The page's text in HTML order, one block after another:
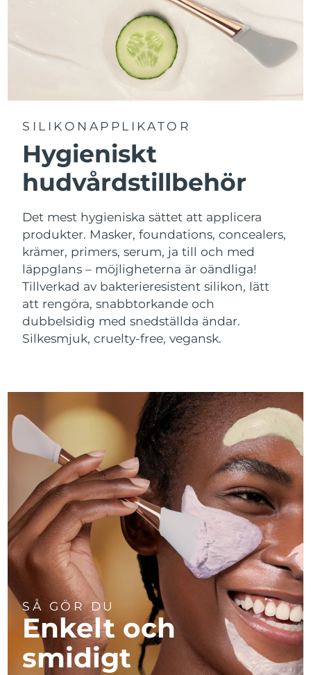
SILIKONAPPLIKATOR
Hygieniskt
hudvårdstillbehör
Det mest hygieniska sättet att applicera
produkter. Masker, foundations, concealers,
krämer, primers, serum, ja till och med
läppglans – möjligheterna är oändliga!
Tillverkad av bakterieresistent silikon, lätt
att rengöra, snabbtorkande och
dubbelsidig med snedställda ändar.
Silkesmjuk, cruelty-free, vegansk.
SÅ GÖR DU
Enkelt och
smidigt